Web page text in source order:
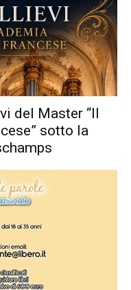
del Master “II
sotto la